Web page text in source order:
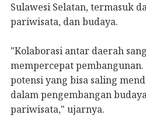
Sulawesi Selatan, termasuk
pariwisata, dan budaya.
"Kolaborasi antar daerah
mempercepat
potensi yang bisa saling
dalam pengembangan
pariwisata," ujarnya.